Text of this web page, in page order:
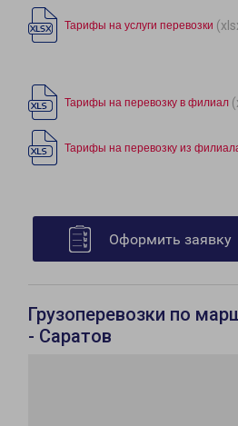
Тарифы на услуги перевозки
Тарифы на перевозку в филиал
Тарифы на перевозку из
Оформить заявку
Грузоперевозки по
- Саратов